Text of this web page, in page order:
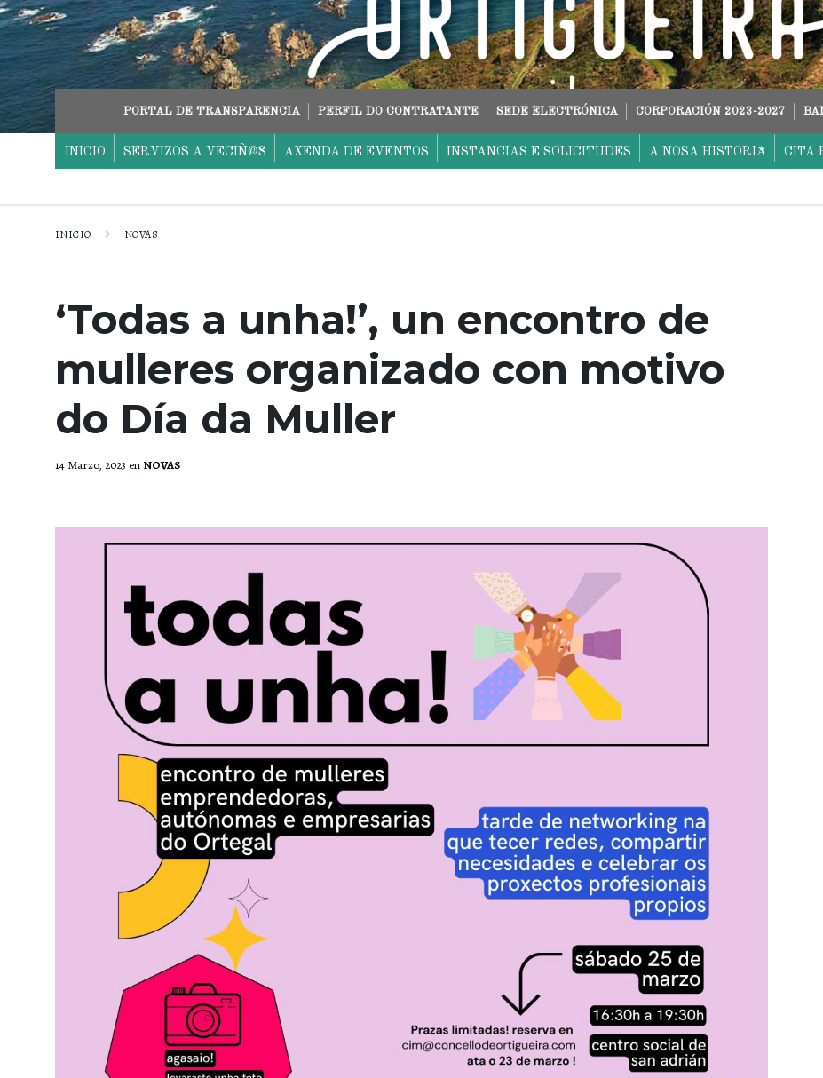
Skip
to
content
Skip
to
main
navigation
Skip
to
footer
PORTAL DE TRANSPARENCIA PERFIL DO CONTRATANTE SEDE ELECTRÓNICA CORPORACIÓN 2023-2027
INICIO SERVIZOS A VECIÑ@S AXENDA DE EVENTOS INSTANCIAS E SOLICITUDES A NOSA HISTORIA CITA
INICIO NOVAS
‘Todas a unha!’, un encontro de
mulleres organizado con motivo
do Día da Muller
14 Marzo, 2023 en NOVAS